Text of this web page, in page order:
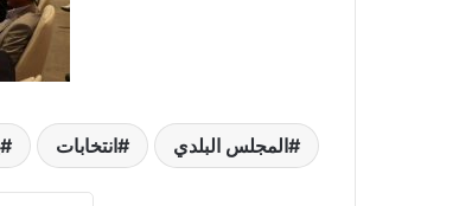
المجلس البلدي انتخابات